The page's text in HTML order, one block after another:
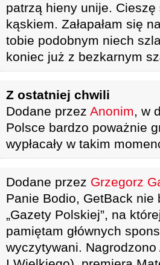
patrzą hieny unije.
kąskiem. Załapałam się
tobie podobnym niech
koniec już z bezkarnym
Z ostatniej chwili
Dodane przez Anonim, w
Polsce bardzo poważnie
wypłacały w takim
Dodane przez Grzegorz
Panie Bodio, GetBack nie
„Gazety Polskiej”, na
pamiętam głównych
wyczytywani.